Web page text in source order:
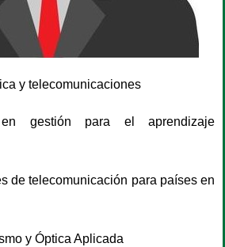
y telecomunicaciones
gestión para el aprendizaje
de telecomunicación para países en
y Óptica Aplicada